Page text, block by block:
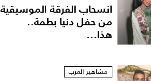
انسحاب الفرقة الموسيقية
من حفل دنيا بطمة..
هذا...
مشاهير العرب